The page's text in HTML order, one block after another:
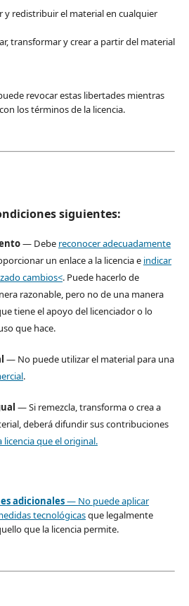
redistribuir el material en cualquier
transformar y crear a partir del material
revocar estas libertades mientras
los términos de la licencia.
siguientes:
— Debe reconocer adecuadamente
un enlace a la licencia e indicar
cambios<. Puede hacerlo de
razonable, pero no de una manera
tiene el apoyo del licenciador o lo
que hace.
— No puede utilizar el material para una
.
— Si remezcla, transforma o crea a
deberá difundir sus contribuciones
licencia que el original.
adicionales— No puede aplicar
tecnológicasque legalmente
que la licencia permite.